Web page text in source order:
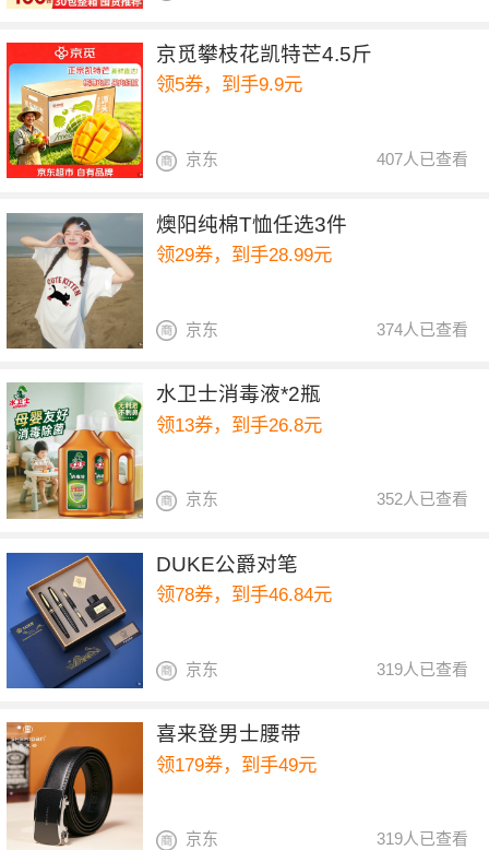
京觅攀枝花凯特芒4.5斤
领5券，到手9.9元
407人已查看
京东
燠阳纯棉T恤任选3件
领29券，到手28.99元
374人已查看
京东
水卫士消毒液*2瓶
领13券，到手26.8元
352人已查看
京东
DUKE公爵对笔
领78券，到手46.84元
319人已查看
京东
喜来登男士腰带
领179券，到手49元
319人已查看
京东